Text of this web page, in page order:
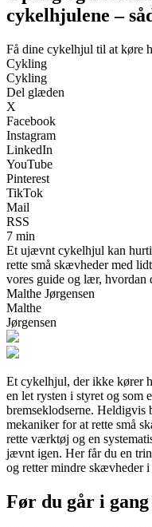
cykelhjulene –
Få dine cykelhjul til at køre
Cykling
Cykling
Del glæden
X
Facebook
Instagram
LinkedIn
YouTube
Pinterest
TikTok
Mail
RSS
7 min
Et ujævnt cykelhjul kan
rette små skævheder med
vores guide og lær, hvordan
Malthe Jørgensen
Malthe
Jørgensen
Et cykelhjul, der ikke kører
en let rysten i styret og som
bremseklodserne.
mekaniker for at rette små
rette værktøj og en
jævnt igen. Her får du en
og retter mindre skævheder
Før du går i